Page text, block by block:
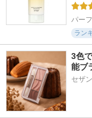
パー
ラン
3色
能ブ
セザ